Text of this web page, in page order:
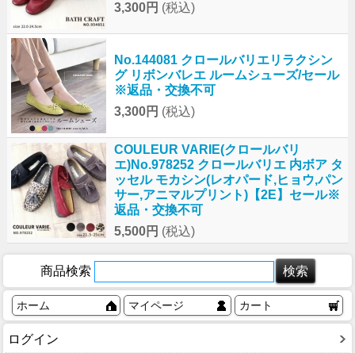
3,300円 (税込)
No.144081 クロールバリエリラクシン
グ リボンバレエ ルームシューズ/セール
※返品・交換不可
3,300円 (税込)
COULEUR VARIE(クロールバリ
エ)No.978252 クロールバリエ 内ボア タ
ッセル モカシン(レオパード,ヒョウ,パン
サー,アニマルプリント)【2E】セール※
返品・交換不可
5,500円 (税込)
商品検索
ホーム マイページ カート
ログイン